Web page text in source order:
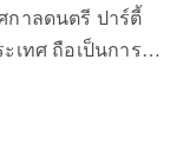
กาลดนตรี ปาร์ตี้
เทศ ถือเป็นการ